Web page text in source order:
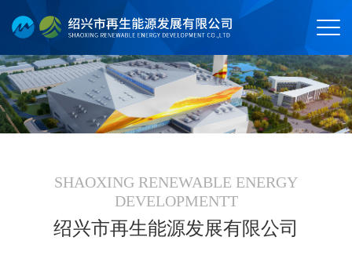
SHAOXING RENEWABLE ENERGY
DEVELOPMENTT
绍兴市再生能源发展有限公司